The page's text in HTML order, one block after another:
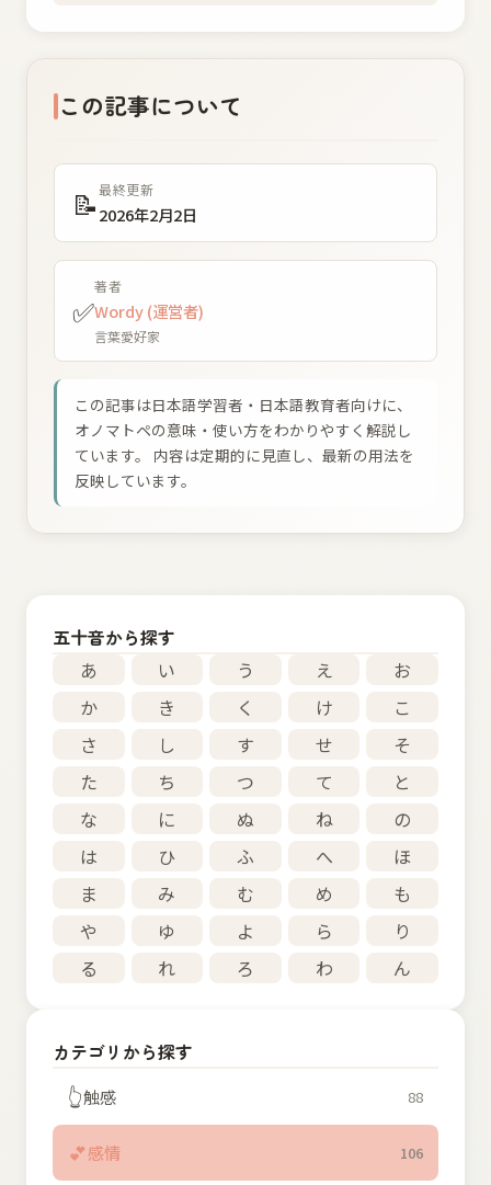
この記事について
📝最終更新
2026年2月2日
✅
著者
Wordy (運営者)
言葉愛好家
この記事は日本語学習者・日本語教育者向けに、
オノマトペの意味・使い方をわかりやすく解説し
ています。 内容は定期的に見直し、最新の用法を
反映しています。
五十音から探す
あ
い う え
お
か
き く け
こ
さ
し す せ
そ
た
ち つ て
と
な
に ぬ ね
の
は
ひ ふ へ
ほ
ま
み む め
も
や
ゆ よ ら
り
る
れ ろ わ ん
カテゴリから探す
👆触感 88
💕感情 106